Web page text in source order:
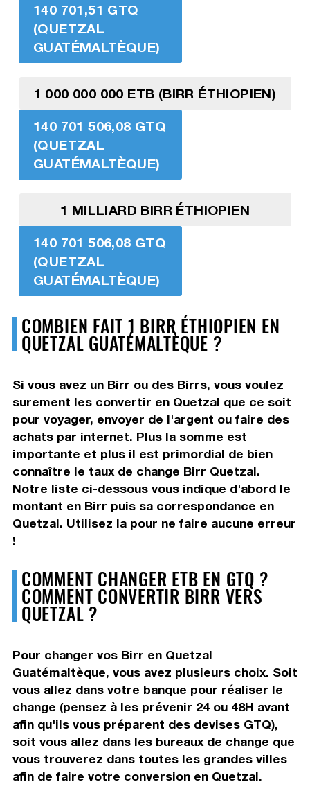
140 701,51 GTQ
(QUETZAL
GUATÉMALTÈQUE)
1 000 000 000 ETB (BIRR ÉTHIOPIEN)
140 701 506,08 GTQ
(QUETZAL
GUATÉMALTÈQUE)
1 MILLIARD BIRR ÉTHIOPIEN
140 701 506,08 GTQ
(QUETZAL
GUATÉMALTÈQUE)
COMBIEN FAIT 1 BIRR ÉTHIOPIEN EN
QUETZAL GUATÉMALTÈQUE ?
Si vous avez un Birr ou des Birrs, vous voulez
surement les convertir en Quetzal que ce soit
pour voyager, envoyer de l'argent ou faire des
achats par internet. Plus la somme est
importante et plus il est primordial de bien
connaître le taux de change Birr Quetzal.
Notre liste ci-dessous vous indique d'abord le
montant en Birr puis sa correspondance en
Quetzal. Utilisez la pour ne faire aucune erreur
!
COMMENT CHANGER ETB EN GTQ ?
COMMENT CONVERTIR BIRR VERS
QUETZAL ?
Pour changer vos Birr en Quetzal
Guatémaltèque, vous avez plusieurs choix. Soit
vous allez dans votre banque pour réaliser le
change (pensez à les prévenir 24 ou 48H avant
afin qu'ils vous préparent des devises GTQ),
soit vous allez dans les bureaux de change que
vous trouverez dans toutes les grandes villes
afin de faire votre conversion en Quetzal.